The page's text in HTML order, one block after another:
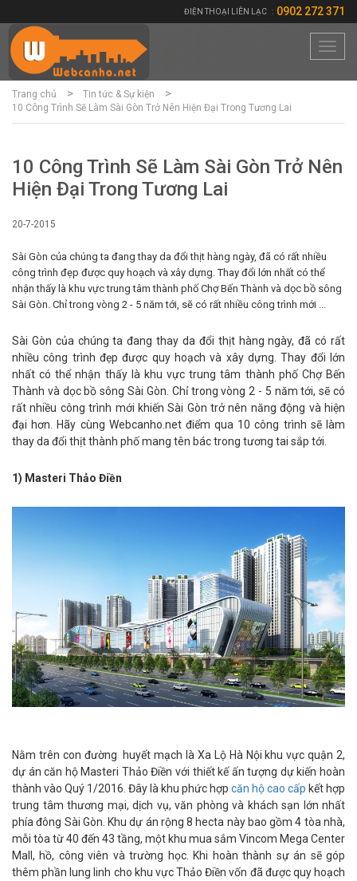
ĐIỆN THOẠI LIÊN LẠC : 0902 272 371
Trang chủ
Tin tức & Sự kiện
10 Công Trình Sẽ Làm Sài Gòn Trở Nên Hiện Đại Trong Tương Lai
10 Công Trình Sẽ Làm Sài Gòn Trở Nên
Hiện Đại Trong Tương Lai
20-7-2015
Sài Gòn của chúng ta đang thay da đổi thịt hàng ngày, đã có rất nhiều
công trình đẹp được quy hoạch và xây dựng. Thay đổi lớn nhất có thể
nhận thấy là khu vực trung tâm thành phố Chợ Bến Thành và dọc bồ sông
Sài Gòn. Chỉ trong vòng 2 - 5 năm tới, sẽ có rất nhiều công trình mới ...
Sài Gòn của chúng ta đang thay da đổi thịt hàng ngày, đã có rất
nhiều công trình đẹp được quy hoạch và xây dựng. Thay đổi lớn
nhất có thể nhận thấy là khu vực trung tâm thành phố Chợ Bến
Thành và dọc bồ sông Sài Gòn. Chỉ trong vòng 2 - 5 năm tới, sẽ có
rất nhiều công trình mới khiến Sài Gòn trở nên năng động và hiện
đại hơn. Hãy cùng Webcanho.net điểm qua 10 công trình sẽ làm
thay da đổi thịt thành phố mang tên bác trong tương tai sắp tới.
1) Masteri Thảo Điền
Nằm trên con đường huyết mạch là Xa Lộ Hà Nội khu vực quận 2,
dự án căn hộ Masteri Thảo Điền với thiết kế ấn tượng dự kiến hoàn
thành vào Quý 1/2016. Đây là khu phức hợp căn hộ cao cấp kết hợp
trung tâm thương mại, dịch vụ, văn phòng và khách sạn lớn nhất
phía đông Sài Gòn. Khu dự án rộng 8 hecta này bao gồm 4 tòa nhà,
mỗi tòa từ 40 đến 43 tầng, một khu mua sắm Vincom Mega Center
Mall, hồ, công viên và trường học. Khi hoàn thành sự án sẽ góp
thêm phần lung linh cho khu vực Thảo Điền vốn đã được quy hoạch